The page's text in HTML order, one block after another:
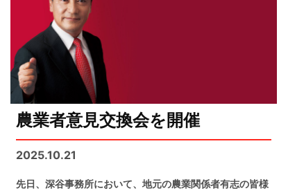
農業者意見交換会を開催
2025.10.21
先日、深谷事務所において、地元の農業関係者有志の皆様